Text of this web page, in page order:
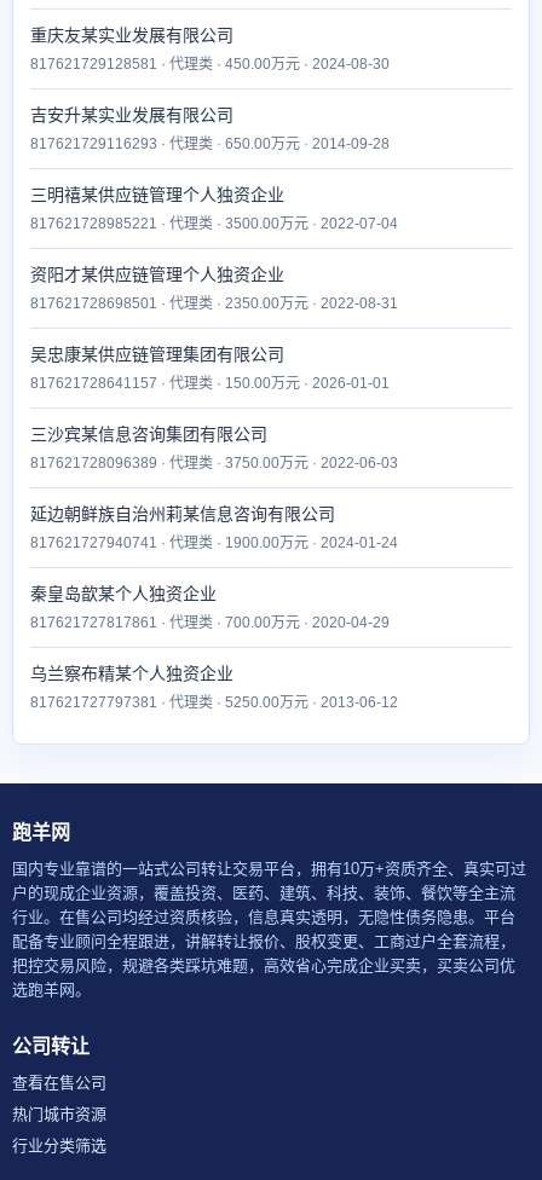
重庆友某实业发展有限公司
817621729128581 · 代理类 · 450.00万元 · 2024-08-30
吉安升某实业发展有限公司
817621729116293 · 代理类 · 650.00万元 · 2014-09-28
三明禧某供应链管理个人独资企业
817621728985221 · 代理类 · 3500.00万元 · 2022-07-04
资阳才某供应链管理个人独资企业
817621728698501 · 代理类 · 2350.00万元 · 2022-08-31
吴忠康某供应链管理集团有限公司
817621728641157 · 代理类 · 150.00万元 · 2026-01-01
三沙宾某信息咨询集团有限公司
817621728096389 · 代理类 · 3750.00万元 · 2022-06-03
延边朝鲜族自治州莉某信息咨询有限公司
817621727940741 · 代理类 · 1900.00万元 · 2024-01-24
秦皇岛歆某个人独资企业
817621727817861 · 代理类 · 700.00万元 · 2020-04-29
乌兰察布精某个人独资企业
817621727797381 · 代理类 · 5250.00万元 · 2013-06-12
跑羊网
国内专业靠谱的一站式公司转让交易平台，拥有10万+资质齐全、真实可过
户的现成企业资源，覆盖投资、医药、建筑、科技、装饰、餐饮等全主流
行业。在售公司均经过资质核验，信息真实透明，无隐性债务隐患。平台
配备专业顾问全程跟进，讲解转让报价、股权变更、工商过户全套流程，
把控交易风险，规避各类踩坑难题，高效省心完成企业买卖，买卖公司优
选跑羊网。
公司转让
查看在售公司
热门城市资源
行业分类筛选